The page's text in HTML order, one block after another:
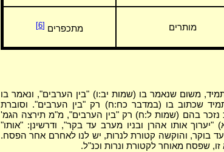
מותרים מתכפרים [6]
משום שנאמר בו (שמות יב:ו) "בין הערבים", ונאמר בו
שכתוב בו (במדבר כח:ח) רק "בין הערבים". וסוברת
נזכר בהם (שמות ל:ח) רק "בין הערבים", מ"מ תירצה הגמ'
אותו אהרן ובניו מערב עד בקר", ודרשינן: "אותו"
בוקר, והוקשה קטורת לנרות, יש לנו לאחרם אחר הפסח.
שפסח מאוחר לקטורת ונרות וכנ"ל.